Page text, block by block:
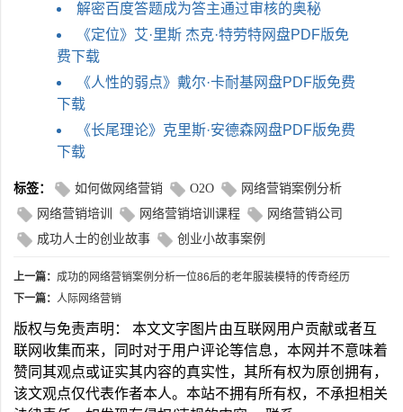
解密百度答题成为答主通过审核的奥秘
《定位》艾·里斯 杰克·特劳特网盘PDF版免
费下载
《人性的弱点》戴尔·卡耐基网盘PDF版免费
下载
《长尾理论》克里斯·安德森网盘PDF版免费
下载
标签： 如何做网络营销 O2O
网络营销案例分析
网络营销培训
网络营销培训课程
网络营销公司
成功人士的创业故事
创业小故事案例
上一篇： 成功的网络营销案例分析一位86后的老年服装模特的传奇经历
下一篇： 人际网络营销
版权与免责声明： 本文文字图片由互联网用户贡献或者互
联网收集而来，同时对于用户评论等信息，本网并不意味着
赞同其观点或证实其内容的真实性，其所有权为原创拥有，
该文观点仅代表作者本人。本站不拥有所有权，不承担相关